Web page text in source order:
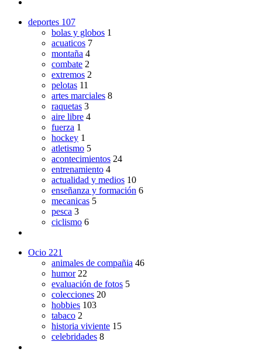
deportes 107
bolas y globos 1
acuaticos 7
montaña 4
combate 2
extremos 2
pelotas 11
artes marciales 8
raquetas 3
aire libre 4
fuerza 1
hockey 1
atletismo 5
acontecimientos 24
entrenamiento 4
actualidad y medios 10
enseñanza y formación 6
mecanicas 5
pesca 3
ciclismo 6
Ocio 221
animales de compañia 46
humor 22
evaluación de fotos 5
colecciones 20
hobbies 103
tabaco 2
historia viviente 15
celebridades 8